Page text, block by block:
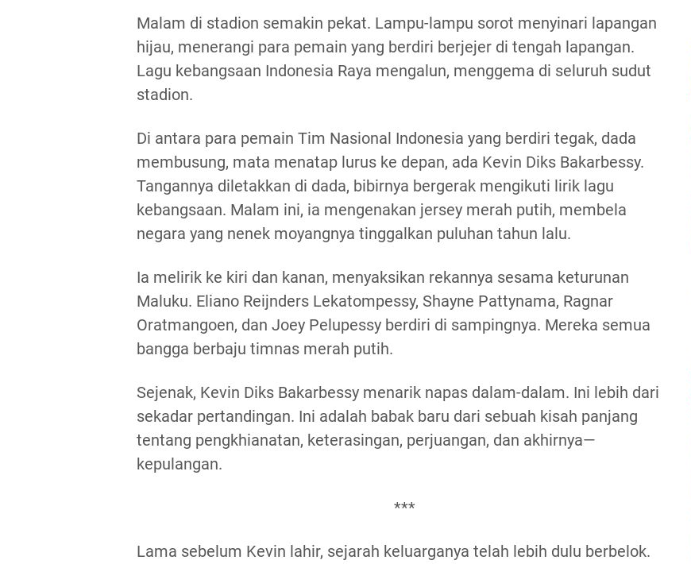
Malam di stadion semakin pekat. Lampu-lampu sorot menyinari lapangan
hijau, menerangi para pemain yang berdiri berjejer di tengah lapangan.
Lagu kebangsaan Indonesia Raya mengalun, menggema di seluruh sudut
stadion.
Di antara para pemain Tim Nasional Indonesia yang berdiri tegak, dada
membusung, mata menatap lurus ke depan, ada Kevin Diks Bakarbessy.
Tangannya diletakkan di dada, bibirnya bergerak mengikuti lirik lagu
kebangsaan. Malam ini, ia mengenakan jersey merah putih, membela
negara yang nenek moyangnya tinggalkan puluhan tahun lalu.
Ia melirik ke kiri dan kanan, menyaksikan rekannya sesama keturunan
Maluku. Eliano Reijnders Lekatompessy, Shayne Pattynama, Ragnar
Oratmangoen, dan Joey Pelupessy berdiri di sampingnya. Mereka semua
bangga berbaju timnas merah putih.
Sejenak, Kevin Diks Bakarbessy menarik napas dalam-dalam. Ini lebih dari
sekadar pertandingan. Ini adalah babak baru dari sebuah kisah panjang
tentang pengkhianatan, keterasingan, perjuangan, dan akhirnya—
kepulangan.
***
Lama sebelum Kevin lahir, sejarah keluarganya telah lebih dulu berbelok.